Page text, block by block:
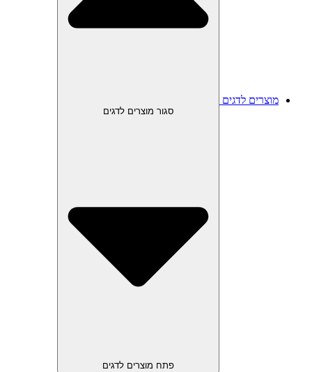
מוצרים לדגים
סגור מוצרים לדגים
פתח מוצרים לדגים